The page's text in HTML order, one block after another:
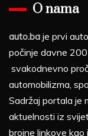
O nama
auto.ba je prvi
počinje davne
svakodnevno
automobilizma,
Sadržaj portala je
aktuelnosti iz
brojne linkove kao